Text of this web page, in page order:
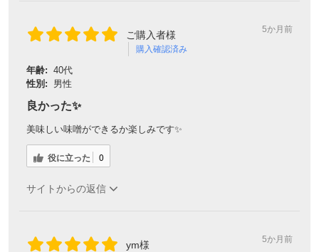
ご購入者様
購入確認済み
5か月前
年齢: 40代
性別:
男性
良かった✨
美味しい味噌ができるか楽しみです✨
役に立った 0
サイトからの返信
ym様 5か月前